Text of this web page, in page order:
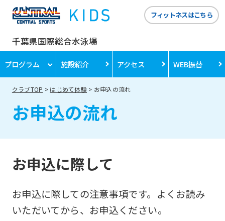
千葉県国際総合水泳場
フィットネスはこちら
プログラム 施設紹介 アクセス WEB振替
クラブTOP はじめて体験 お申込の流れ
お申込の流れ
お申込に際して
お申込に際しての注意事項です。よくお読み
いただいてから、お申込ください。